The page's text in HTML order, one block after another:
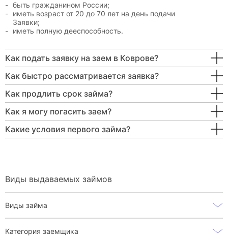
быть гражданином России;
иметь возраст от 20 до 70 лет на день подачи
Заявки;
иметь полную дееспособность.
Как подать заявку на заем в Коврове?
Как быстро рассматривается заявка?
Как продлить срок займа?
Как я могу погасить заем?
Какие условия первого займа?
Виды выдаваемых займов
Виды займа
Категория заемщика